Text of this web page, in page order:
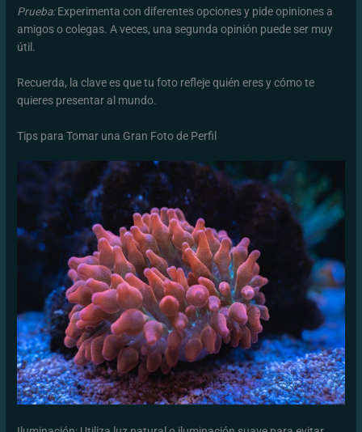
Prueba:Experimenta con diferentes opciones y pide opiniones a
amigos o colegas. A veces, una segunda opinión puede ser muy
útil.
Recuerda, la clave es que tu foto refleje quién eres y cómo te
quieres presentar al mundo.
Tips para Tomar una Gran Foto de Perfil